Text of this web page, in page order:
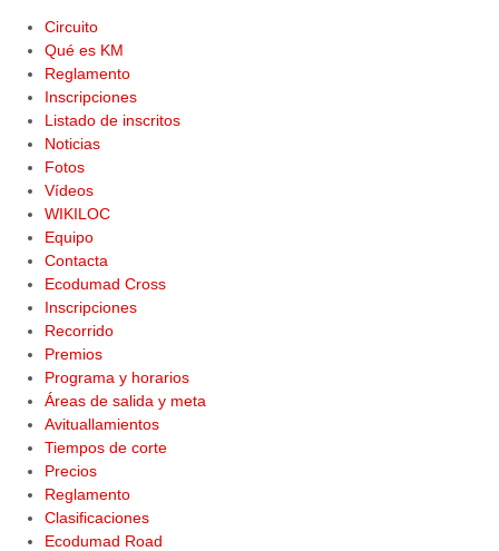
Circuito
Qué es KM
Reglamento
Inscripciones
Listado de inscritos
Noticias
Fotos
Vídeos
WIKILOC
Equipo
Contacta
Ecodumad Cross
Inscripciones
Recorrido
Premios
Programa y horarios
Áreas de salida y meta
Avituallamientos
Tiempos de corte
Precios
Reglamento
Clasificaciones
Ecodumad Road